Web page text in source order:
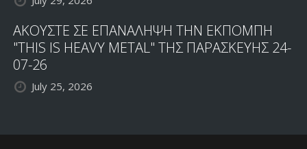
ΑΚΟΥΣΤΕ ΣΕ ΕΠΑΝΑΛΗΨΗ ΤΗΝ ΕΚΠΟΜΠΗ
"THIS IS HEAVY METAL" ΤΗΣ ΠΑΡΑΣΚΕΥΗΣ 24-
07-26
July 25, 2026